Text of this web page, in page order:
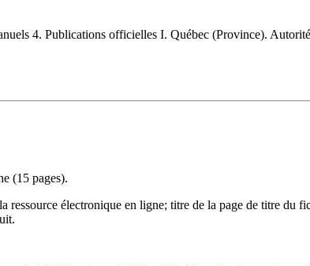
4. Publications officielles I. Québec (Province).
(15 pages).
électronique en ligne; titre de la page de titre du
.